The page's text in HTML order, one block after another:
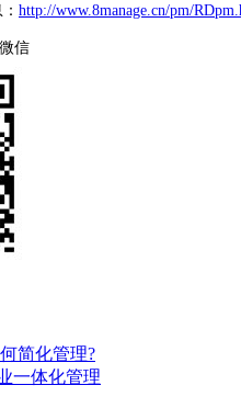
http://www.8manage.cn/pm/
信
简化管理?
一体化管理